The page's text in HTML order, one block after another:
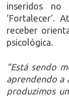
inseridos no
‘Fortalecer’.
receber
psicológica.
“Está sendo
aprendendo a
produzimos